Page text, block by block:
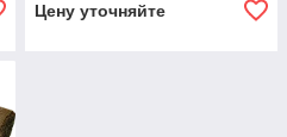
Цену уточняйте